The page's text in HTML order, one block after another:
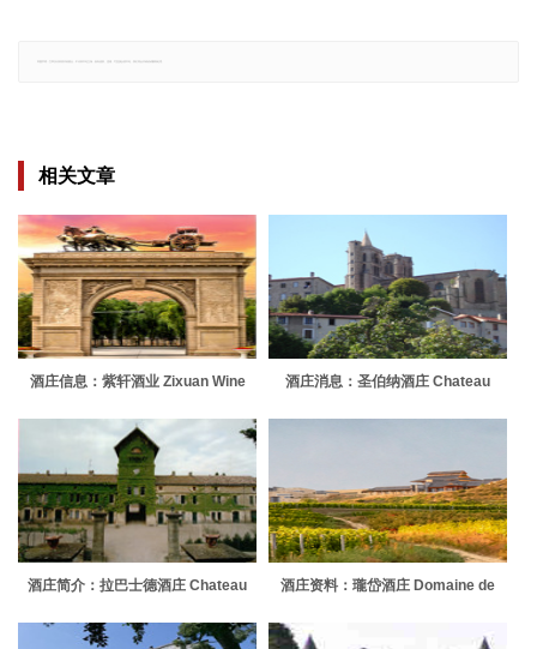
相关文章
酒庄信息：紫轩酒业 Zixuan Wine
酒庄消息：圣伯纳酒庄 Chateau
酒庄简介：拉巴士德酒庄 Chateau
酒庄资料：瓏岱酒庄 Domaine de